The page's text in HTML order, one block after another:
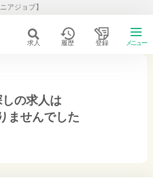
アジョブ】
求人 履歴 登録 メニュー
しの求人は
ませんでした